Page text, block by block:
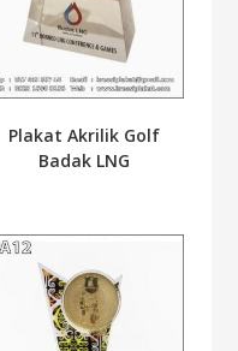
Plakat Akrilik Golf
Badak LNG